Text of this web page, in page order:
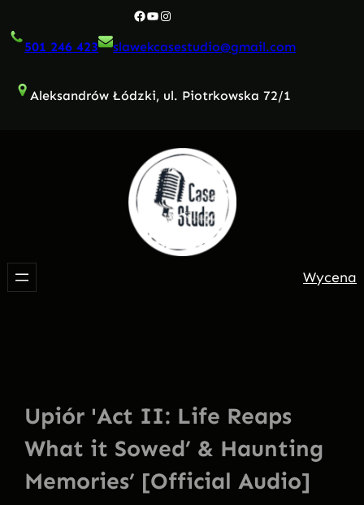
do
Facebook
YouTube
Instagram
501 246 423 slawekcasestudio@gmail.com
Aleksandrów Łódzki, ul. Piotrkowska 72/1
Wycena
Upiór 'Act II: Life Reaps
What it Sowed’ & Haunting
Memories’ [Official Audio]